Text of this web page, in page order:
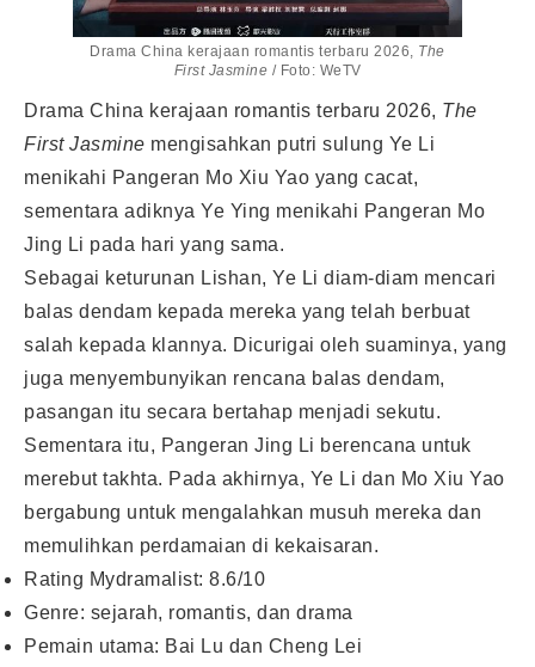
Drama China kerajaan romantis terbaru 2026, The
First Jasmine / Foto: WeTV
Drama China kerajaan romantis terbaru 2026, The
First Jasmine mengisahkan putri sulung Ye Li
menikahi Pangeran Mo Xiu Yao yang cacat,
sementara adiknya Ye Ying menikahi Pangeran Mo
Jing Li pada hari yang sama.
Sebagai keturunan Lishan, Ye Li diam-diam mencari
balas dendam kepada mereka yang telah berbuat
salah kepada klannya. Dicurigai oleh suaminya, yang
juga menyembunyikan rencana balas dendam,
pasangan itu secara bertahap menjadi sekutu.
Sementara itu, Pangeran Jing Li berencana untuk
merebut takhta. Pada akhirnya, Ye Li dan Mo Xiu Yao
bergabung untuk mengalahkan musuh mereka dan
memulihkan perdamaian di kekaisaran.
Rating Mydramalist: 8.6/10
Genre: sejarah, romantis, dan drama
Pemain utama: Bai Lu dan Cheng Lei